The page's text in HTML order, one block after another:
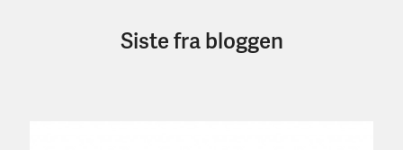
Siste fra bloggen